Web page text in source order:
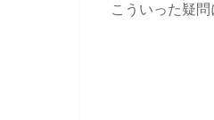
こういった疑問